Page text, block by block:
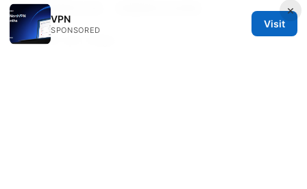
牆，精選與比較，保護隱私與速度
Disable vpn edge
×
VPN
SPONSORED
Visit